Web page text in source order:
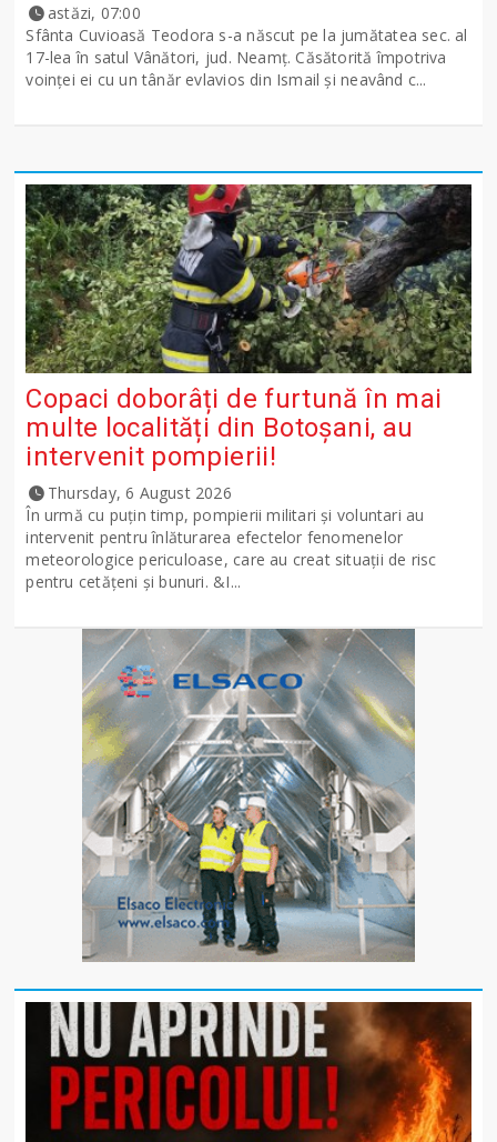
astăzi, 07:00
Sfânta Cuvioasă Teodora s-a născut pe la jumătatea sec. al
17-lea în satul Vânători, jud. Neamţ. Căsătorită împotriva
voinţei ei cu un tânăr evlavios din Ismail şi neavând c...
Copaci doborâți de furtună în mai
multe localități din Botoșani, au
intervenit pompierii!
Thursday, 6 August 2026
În urmă cu puțin timp, pompierii militari și voluntari au
intervenit pentru înlăturarea efectelor fenomenelor
meteorologice periculoase, care au creat situații de risc
pentru cetățeni și bunuri. &I...